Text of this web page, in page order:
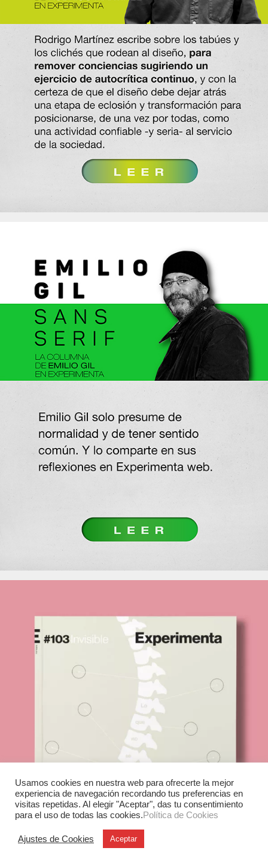
Usamos cookies en nuestra web para ofrecerte la mejor
experiencia de navegación recordando tus preferencias en
visitas repetidas. Al elegir "Aceptar", das tu consentimiento
para el uso de todas las cookies.Política de Cookies
Ajustes de Cookies Aceptar